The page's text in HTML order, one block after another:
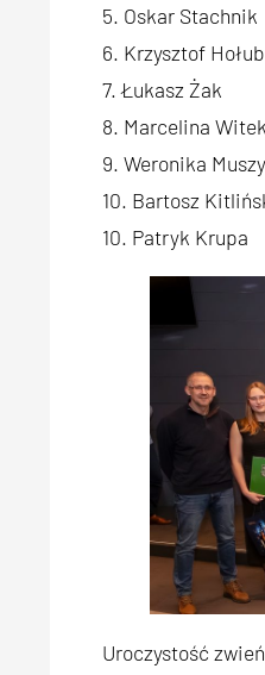
5. Oskar Stachnik
6. Krzysztof Hołub
7. Łukasz Żak
8. Marcelina
9. Weronika
10. Bartosz
10. Patryk Krupa
Uroczystość